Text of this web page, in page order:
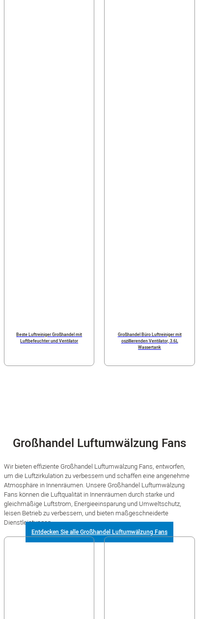
Beste Luftreiniger Großhandel mit
Luftbefeuchter und Ventilator
Großhandel Büro Luftreiniger mit
oszillierenden Ventilator, 3.6L
Wassertank
Großhandel Luftumwälzung Fans
Wir bieten effiziente Großhandel Luftumwälzung Fans, entworfen,
um die Luftzirkulation zu verbessern und schaffen eine angenehme
Atmosphäre in Innenräumen. Unsere Großhandel Luftumwälzung
Fans können die Luftqualität in Innenräumen durch starke und
gleichmäßige Luftstrom, Energieeinsparung und Umweltschutz,
leisen Betrieb zu verbessern, und bieten maßgeschneiderte
Dienstleistungen.
Entdecken Sie alle Großhandel Luftumwälzung Fans